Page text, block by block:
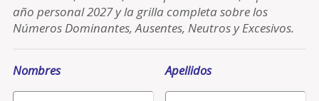
año personal 2027 y la grilla completa sobre los
Números Dominantes, Ausentes, Neutros y Excesivos.
Nombres Apellidos